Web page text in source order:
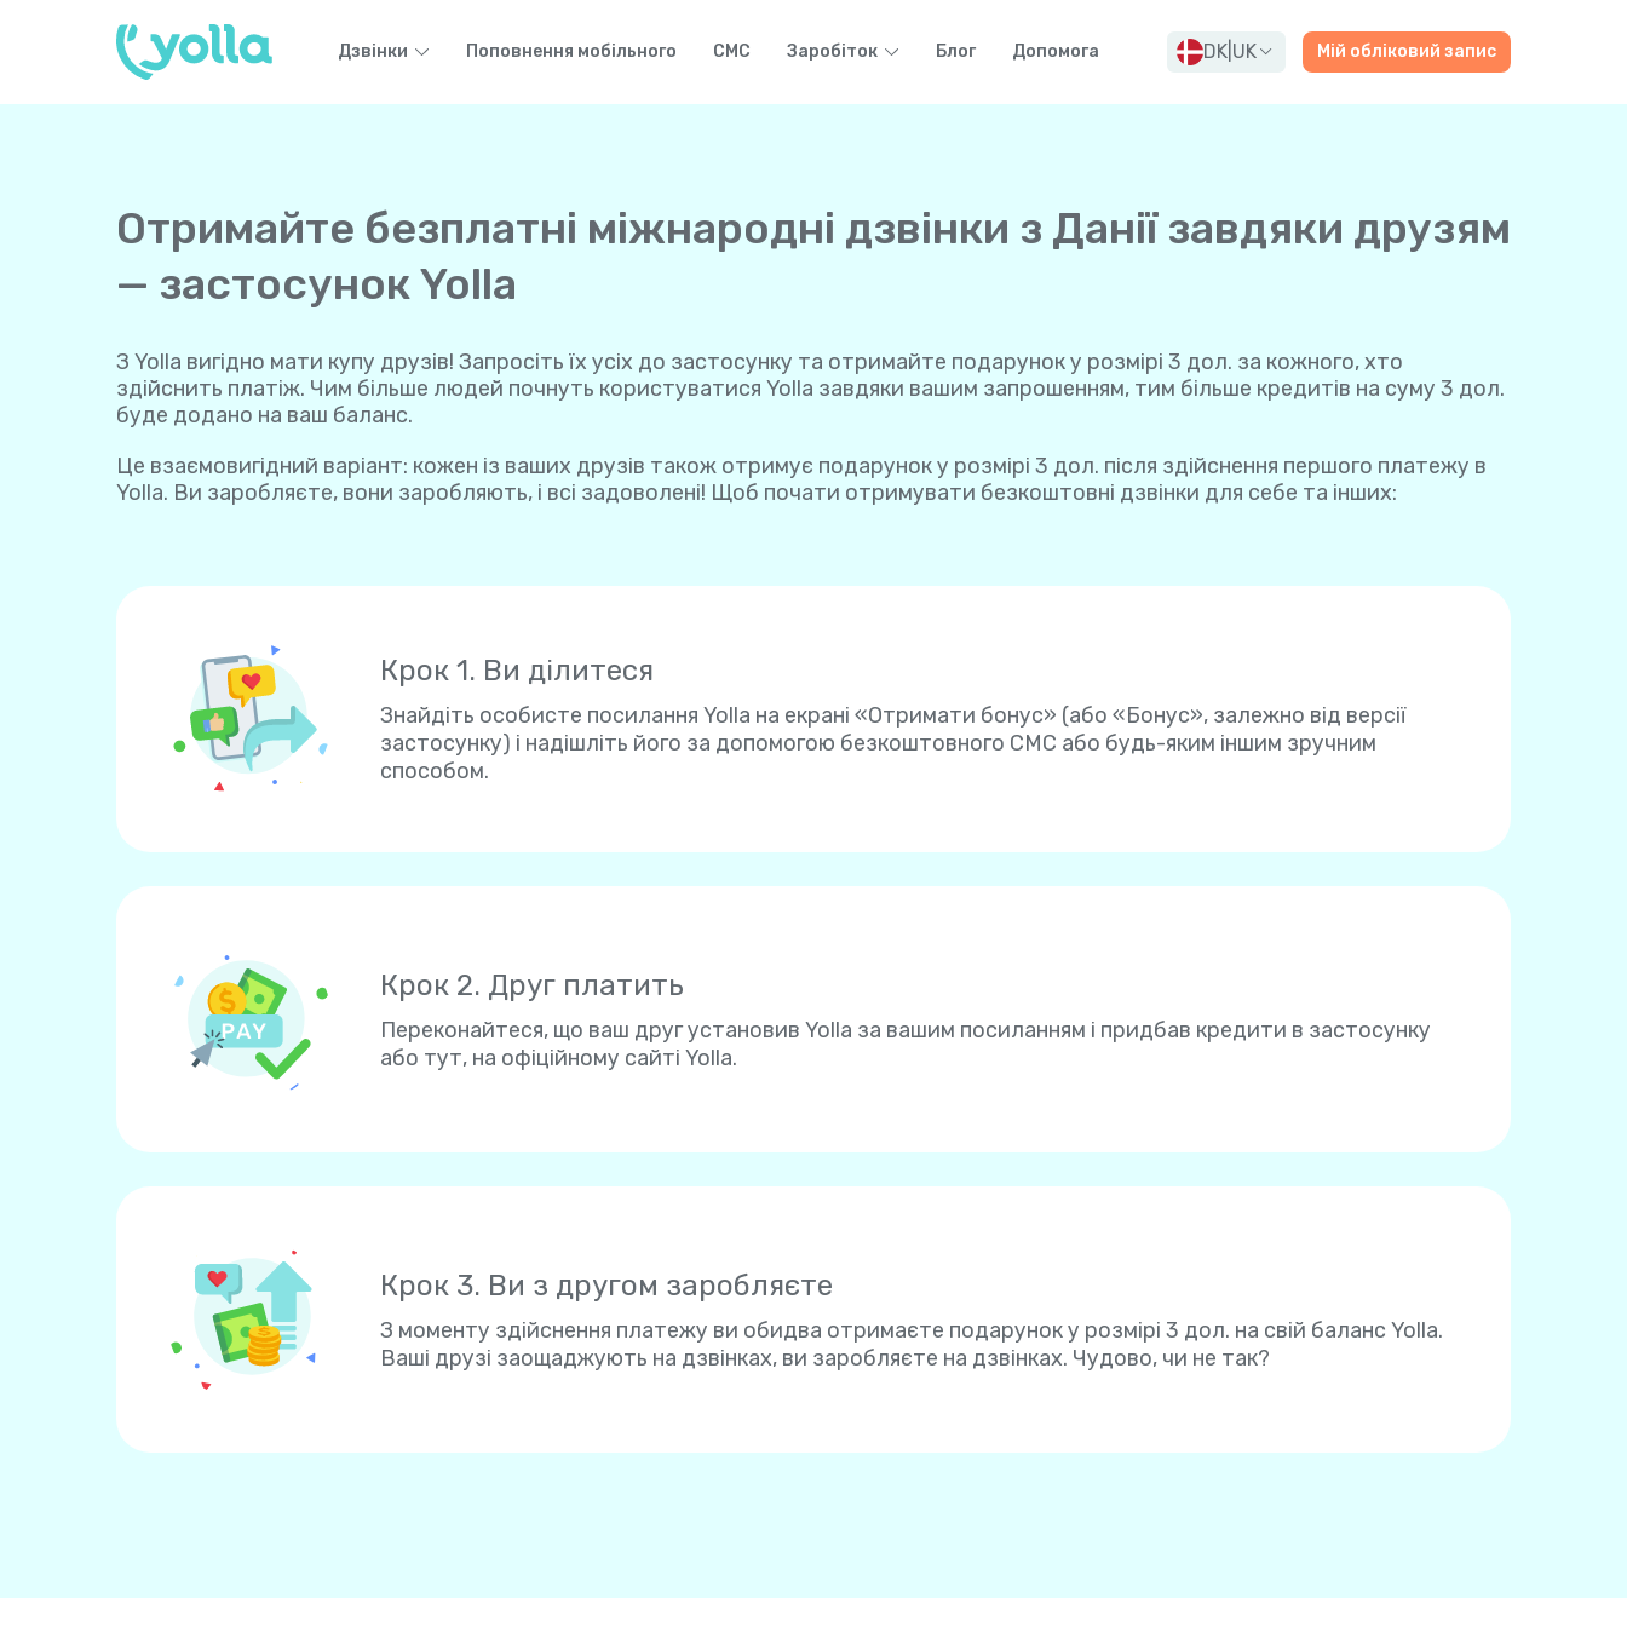
Дзвінки Поповнення мобільного СМС Заробіток Блог Допомога DK UK Мій обліковий запис
Отримайте безплатні міжнародні дзвінки з Данії завдяки друзям
— застосунок Yolla
З Yolla вигідно мати купу друзів! Запросіть їх усіх до застосунку та отримайте подарунок у розмірі 3 дол. за кожного, хто
здійснить платіж. Чим більше людей почнуть користуватися Yolla завдяки вашим запрошенням, тим більше кредитів на суму 3 дол.
буде додано на ваш баланс.
Це взаємовигідний варіант: кожен із ваших друзів також отримує подарунок у розмірі 3 дол. після здійснення першого платежу в
Yolla. Ви заробляєте, вони заробляють, і всі задоволені! Щоб почати отримувати безкоштовні дзвінки для себе та інших:
Крок 1. Ви ділитеся
Знайдіть особисте посилання Yolla на екрані «Отримати бонус» (або «Бонус», залежно від версії
застосунку) і надішліть його за допомогою безкоштовного СМС або будь-яким іншим зручним
способом.
Крок 2. Друг платить
Переконайтеся, що ваш друг установив Yolla за вашим посиланням і придбав кредити в застосунку
або тут, на офіційному сайті Yolla.
Крок 3. Ви з другом заробляєте
З моменту здійснення платежу ви обидва отримаєте подарунок у розмірі 3 дол. на свій баланс Yolla.
Ваші друзі заощаджують на дзвінках, ви заробляєте на дзвінках. Чудово, чи не так?